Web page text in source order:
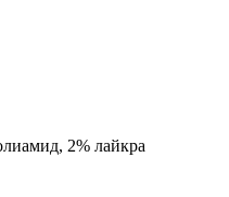
2% лайкра